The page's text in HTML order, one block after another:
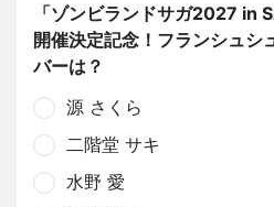
「ゾンビランドサガ2027 in
開催決定記念！フランシュシ
バーは？
源 さくら
二階堂 サキ
水野 愛